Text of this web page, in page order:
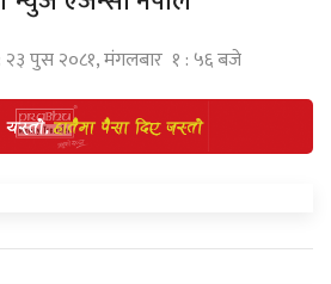
: २३ पुस २०८१, मंगलबार १ : ५६ बजे